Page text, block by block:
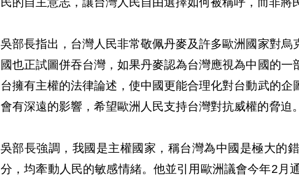
吳部長指出，台灣人民非常敬佩丹麥及許多歐洲國家對
國也正試圖併吞台灣，如果丹麥認為台灣應視為中國的
台擁有主權的法律論述，使中國更能合理化對台動武的
會有深遠的影響，希望歐洲人民支持台灣對抗威權的脅迫
吳部長強調，我國是主權國家，稱台灣為中國是極大的
分，均牽動人民的敏感情緒。他並引用歐洲議會今年2月